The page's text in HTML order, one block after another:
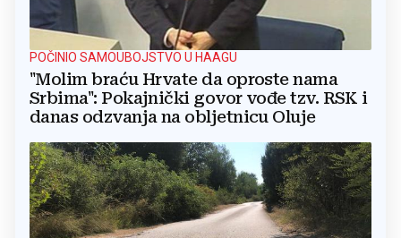
POČINIO SAMOUBOJSTVO U HAAGU
"Molim braću Hrvate da oproste nama
Srbima": Pokajnički govor vođe tzv. RSK i
danas odzvanja na obljetnicu Oluje